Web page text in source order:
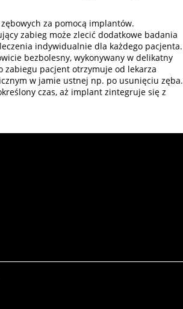
za pomocą implantów.
zabieg może zlecić dodatkowe badania
indywidualnie dla każdego pacjenta.
bezbolesny, wykonywany w delikatny
zabiegu pacjent otrzymuje od lekarza
w jamie ustnej np. po usunięciu zęba.
czas, aż implant zintegruje się z